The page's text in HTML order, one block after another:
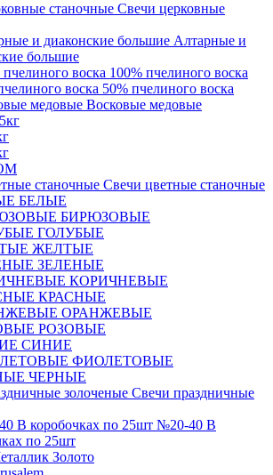
Свечи церковные
Алтарные и
большие
100% пчелиного воска
50% пчелиного воска
Восковые медовые
Свечи цветные станочные
БЕЛЫЕ
БИРЮЗОВЫЕ
ГОЛУБЫЕ
ЖЕЛТЫЕ
ЗЕЛЕНЫЕ
КОРИЧНЕВЫЕ
КРАСНЫЕ
ОРАНЖЕВЫЕ
РОЗОВЫЕ
СИНИЕ
ФИОЛЕТОВЫЕ
ЧЕРНЫЕ
Свечи праздничные
№20-40 В
по 25шт
Золото